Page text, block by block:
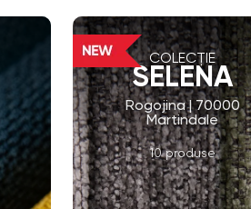
COLECȚIE
SELENA
Rogojina | 70000
Martindale
10 produse